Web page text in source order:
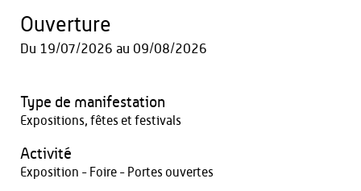
Ouverture
Du 19/07/2026 au 09/08/2026
Type de manifestation
Expositions, fêtes et festivals
Activité
Exposition - Foire - Portes ouvertes